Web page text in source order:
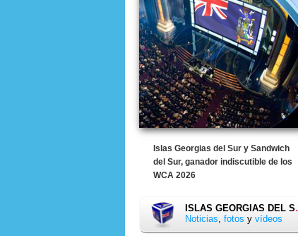
Islas Georgias del Sur y Sandwich
del Sur, ganador indiscutible de los
WCA 2026
ISLAS
Noticias, fotos y vídeos